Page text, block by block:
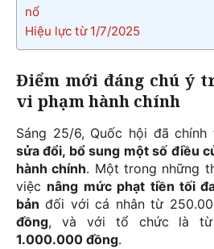
nổ
Hiệu lực từ 1/7/2025
Điểm mới đáng chú ý
vi phạm hành chính
Sáng 25/6, Quốc hội đã
sửa đổi, bổ sung một số điều
hành chính. Một trong những
việc nâng mức phạt tiền tối
bản đối với cá nhân từ
đồng, và với tổ chức là từ
1.000.000 đồng.